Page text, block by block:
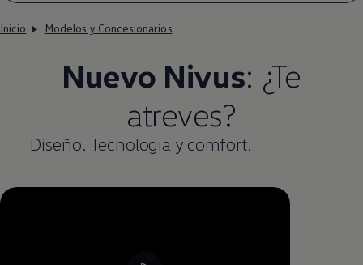
Inicio Modelos y Concesionarios
Nuevo Nivus: ¿Te
atreves?
Diseño. Tecnologia y comfort.